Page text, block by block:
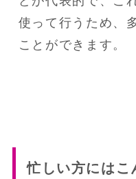
使って行うため、
ことができます。
忙しい方にはこ